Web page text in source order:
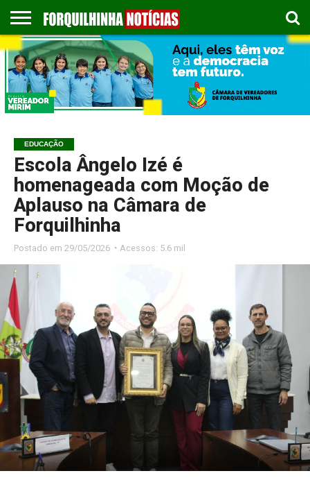
COLUNISTAS
EMPREGOS
ESPORTES
PUBLICAÇÃO
LEGAL
GASTRONOMIA
CONTATO
EDUCAÇÃO
Escola Ângelo Izé é
homenageada com Moção de
Aplauso na Câmara de
Forquilhinha
Postado em 29/05/2026 ◔ Acessos: 5.6 mil